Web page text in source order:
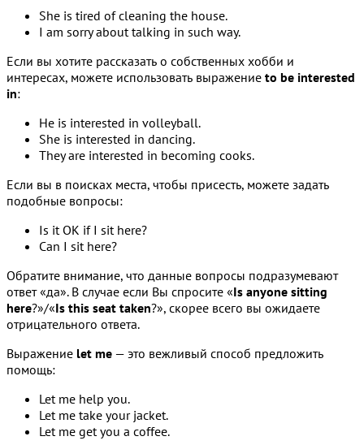
She is tired of cleaning the house.
I am sorry about talking in such way.
Если вы хотите рассказать о собственных хобби и
интересах, можете использовать выражение to be interested
in:
He is interested in volleyball.
She is interested in dancing.
They are interested in becoming cooks.
Если вы в поисках места, чтобы присесть, можете задать
подобные вопросы:
Is it OK if I sit here?
Can I sit here?
Обратите внимание, что данные вопросы подразумевают
ответ «да». В случае если Вы спросите «Is anyone sitting
here?»/«Is this seat taken?», скорее всего вы ожидаете
отрицательного ответа.
Выражение let me — это вежливый способ предложить
помощь:
Let me help you.
Let me take your jacket.
Let me get you a coffee.